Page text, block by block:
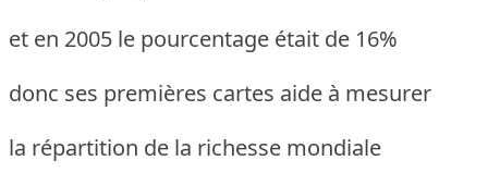
et en 2005 le pourcentage était de 16%
donc ses premières cartes aide à mesurer
la répartition de la richesse mondiale